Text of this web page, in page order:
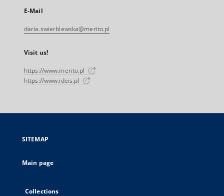
E-Mail
daria.swierblewska@merito.pl
Visit us!
https://www.merito.pl
https://www.ideis.pl
SITEMAP
Main page
Collections